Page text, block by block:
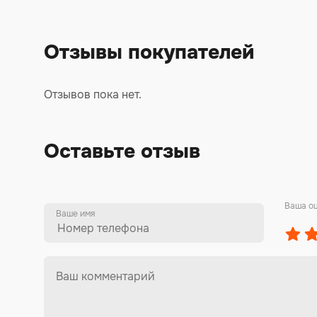
Отзывы покупателей
Отзывов пока нет.
Оставьте отзыв
Ваше имя
Ваша